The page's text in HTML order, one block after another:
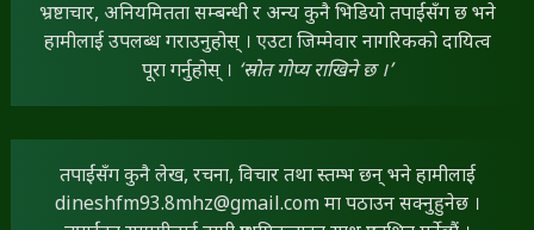
भ्रष्टाचार, अनियमितता सम्बन्धी र अन्य कुनै भिडियो तपाईंसँग छ भने
हामीलाई उपलब्ध गराउनुहोस् । एउटा जिम्मेवार नागरिकको दायित्व
पूरा गर्नुहोस् । ‘स्रोत गोप्य राखिने छ ।’
तपाईंसँग कुनै लेख, रचना, विचार तथा स्तम्भ छन् भने हामीलाई
dineshfm93.8mhz@gmail.comमा पठाउन सक्नुहुनेछ ।